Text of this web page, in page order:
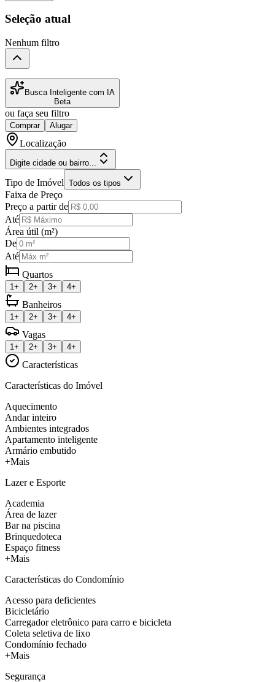
Seleção atual
Nenhum filtro
Busca Inteligente com IA
Beta
ou faça seu filtro
Comprar Alugar
Localização
Digite cidade ou bairro...
Tipo de Imóvel Todos os tipos
Faixa de Preço
Preço a partir de
Até
Área útil (m²)
De
Até
Quartos
1+ 2+ 3+ 4+
Banheiros
1+ 2+ 3+ 4+
Vagas
1+ 2+ 3+ 4+
Características
Características do Imóvel
Aquecimento
Andar inteiro
Ambientes integrados
Apartamento inteligente
Armário embutido
+Mais
Lazer e Esporte
Academia
Área de lazer
Bar na piscina
Brinquedoteca
Espaço fitness
+Mais
Características do Condomínio
Acesso para deficientes
Bicicletário
Carregador eletrônico para carro e bicicleta
Coleta seletiva de lixo
Condomínio fechado
+Mais
Segurança